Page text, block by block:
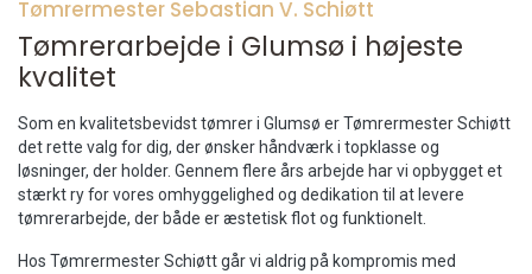
Tømrermester Sebastian V. Schiøtt
Tømrerarbejde i Glumsø i højeste
kvalitet
Som en kvalitetsbevidst tømrer i Glumsø er Tømrermester Schiøtt
det rette valg for dig, der ønsker håndværk i topklasse og
løsninger, der holder. Gennem flere års arbejde har vi opbygget et
stærkt ry for vores omhyggelighed og dedikation til at levere
tømrerarbejde, der både er æstetisk flot og funktionelt.
Hos Tømrermester Schiøtt går vi aldrig på kompromis med